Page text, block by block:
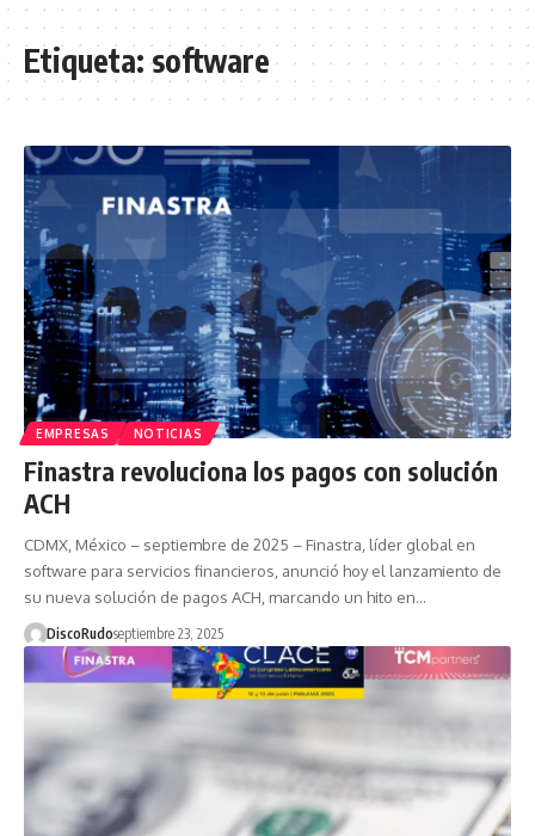
Etiqueta:software
EMPRESAS NOTICIAS
Finastra revoluciona los pagos con solución
ACH
CDMX, México – septiembre de 2025 – Finastra, líder global en
software para servicios financieros, anunció hoy el lanzamiento de
su nueva solución de pagos ACH, marcando un hito en…
DiscoRudoseptiembre 23, 2025